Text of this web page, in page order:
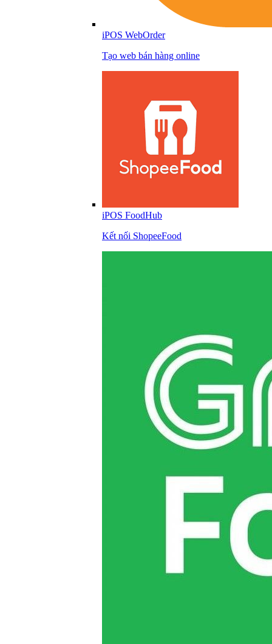
iPOS WebOrder
Tạo web bán hàng online
iPOS FoodHub
Kết nối ShopeeFood